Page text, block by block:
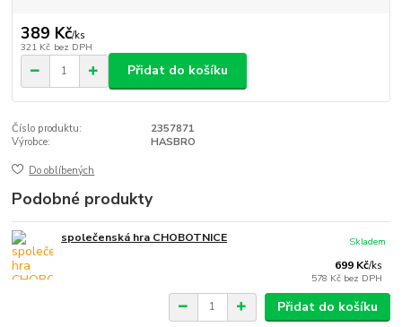
389 Kč/ks
321 Kč bez DPH
Přidat do košíku
Číslo produktu:
2357871
Výrobce:
HASBRO
Do oblíbených
Podobné produkty
společenská hra CHOBOTNICE
699 Kč/ks
578 Kč bez DPH
Skladem
Přidat do košíku